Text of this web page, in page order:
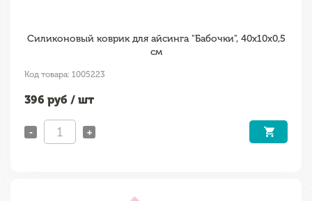
Силиконовый коврик для айсинга "Бабочки", 40х10х0,5
см
Код товара: 1005223
396 руб / шт
- +